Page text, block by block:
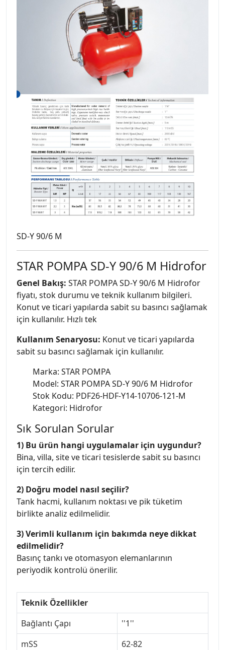
SD-Y 90/6 M
STAR POMPA SD-Y 90/6 M Hidrofor
Genel Bakış: STAR POMPA SD-Y 90/6 M Hidrofor
fiyatı, stok durumu ve teknik kullanım bilgileri.
Konut ve ticari yapılarda sabit su basıncı sağlamak
için kullanılır. Hızlı tek
Kullanım Senaryosu: Konut ve ticari yapılarda
sabit su basıncı sağlamak için kullanılır.
Marka: STAR POMPA
Model: STAR POMPA SD-Y 90/6 M Hidrofor
Stok Kodu: PDF26-HDF-Y14-10706-121-M
Kategori: Hidrofor
Sık Sorulan Sorular
1) Bu ürün hangi uygulamalar için uygundur?
Bina, villa, site ve ticari tesislerde sabit su basıncı
için tercih edilir.
2) Doğru model nasıl seçilir?
Tank hacmi, kullanım noktası ve pik tüketim
birlikte analiz edilmelidir.
3) Verimli kullanım için bakımda neye dikkat
edilmelidir?
Basınç tankı ve otomasyon elemanlarının
periyodik kontrolü önerilir.
Teknik Özellikler
Bağlantı Çapı
''1''
mSS
62-82